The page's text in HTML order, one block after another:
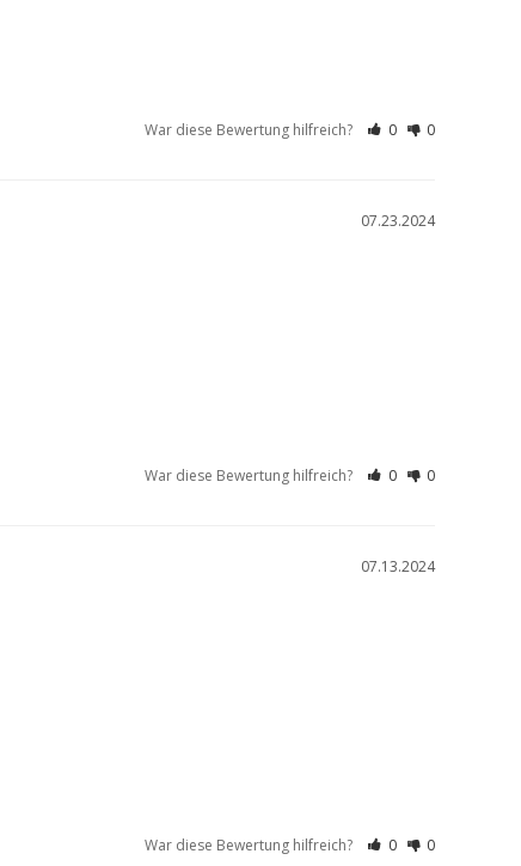
War diese Bewertung hilfreich? 0 0
07.23.2024
War diese Bewertung hilfreich? 0 0
07.13.2024
War diese Bewertung hilfreich? 0 0